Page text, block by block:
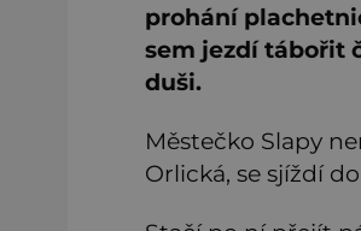
prohání
sem jezdí tábořit
duši.
Městečko Slapy
Orlická, se sjíždí